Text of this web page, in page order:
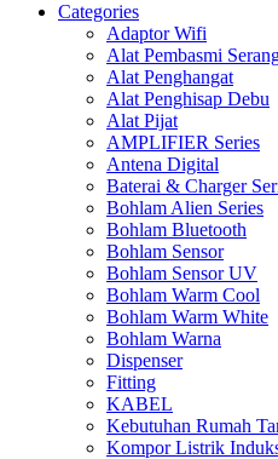
Categories
Adaptor Wifi
Alat Pembasmi
Alat Penghangat
Alat Penghisap Debu
Alat Pijat
AMPLIFIER Series
Antena Digital
Baterai & Charger
Bohlam Alien Series
Bohlam Bluetooth
Bohlam Sensor
Bohlam Sensor UV
Bohlam Warm Cool
Bohlam Warm White
Bohlam Warna
Dispenser
Fitting
KABEL
Kebutuhan Rumah
Kompor Listrik